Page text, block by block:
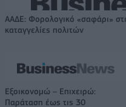
ΑΑΔΕ: Φορολογικό «σαφάρι»
καταγγελίες πολιτών
Εξοικονομώ – Επιχειρώ:
Παράταση έως τις 30